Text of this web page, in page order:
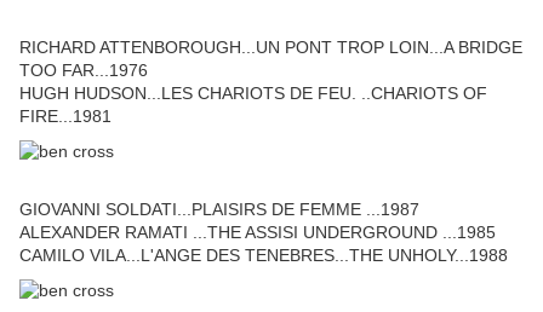
RICHARD ATTENBOROUGH...UN PONT TROP LOIN...A BRIDGE
TOO FAR...1976
HUGH HUDSON...LES CHARIOTS DE FEU. ..CHARIOTS OF
FIRE...1981
GIOVANNI SOLDATI...PLAISIRS DE FEMME ...1987
ALEXANDER RAMATI ...THE ASSISI UNDERGROUND ...1985
CAMILO VILA...L'ANGE DES TENEBRES...THE UNHOLY...1988